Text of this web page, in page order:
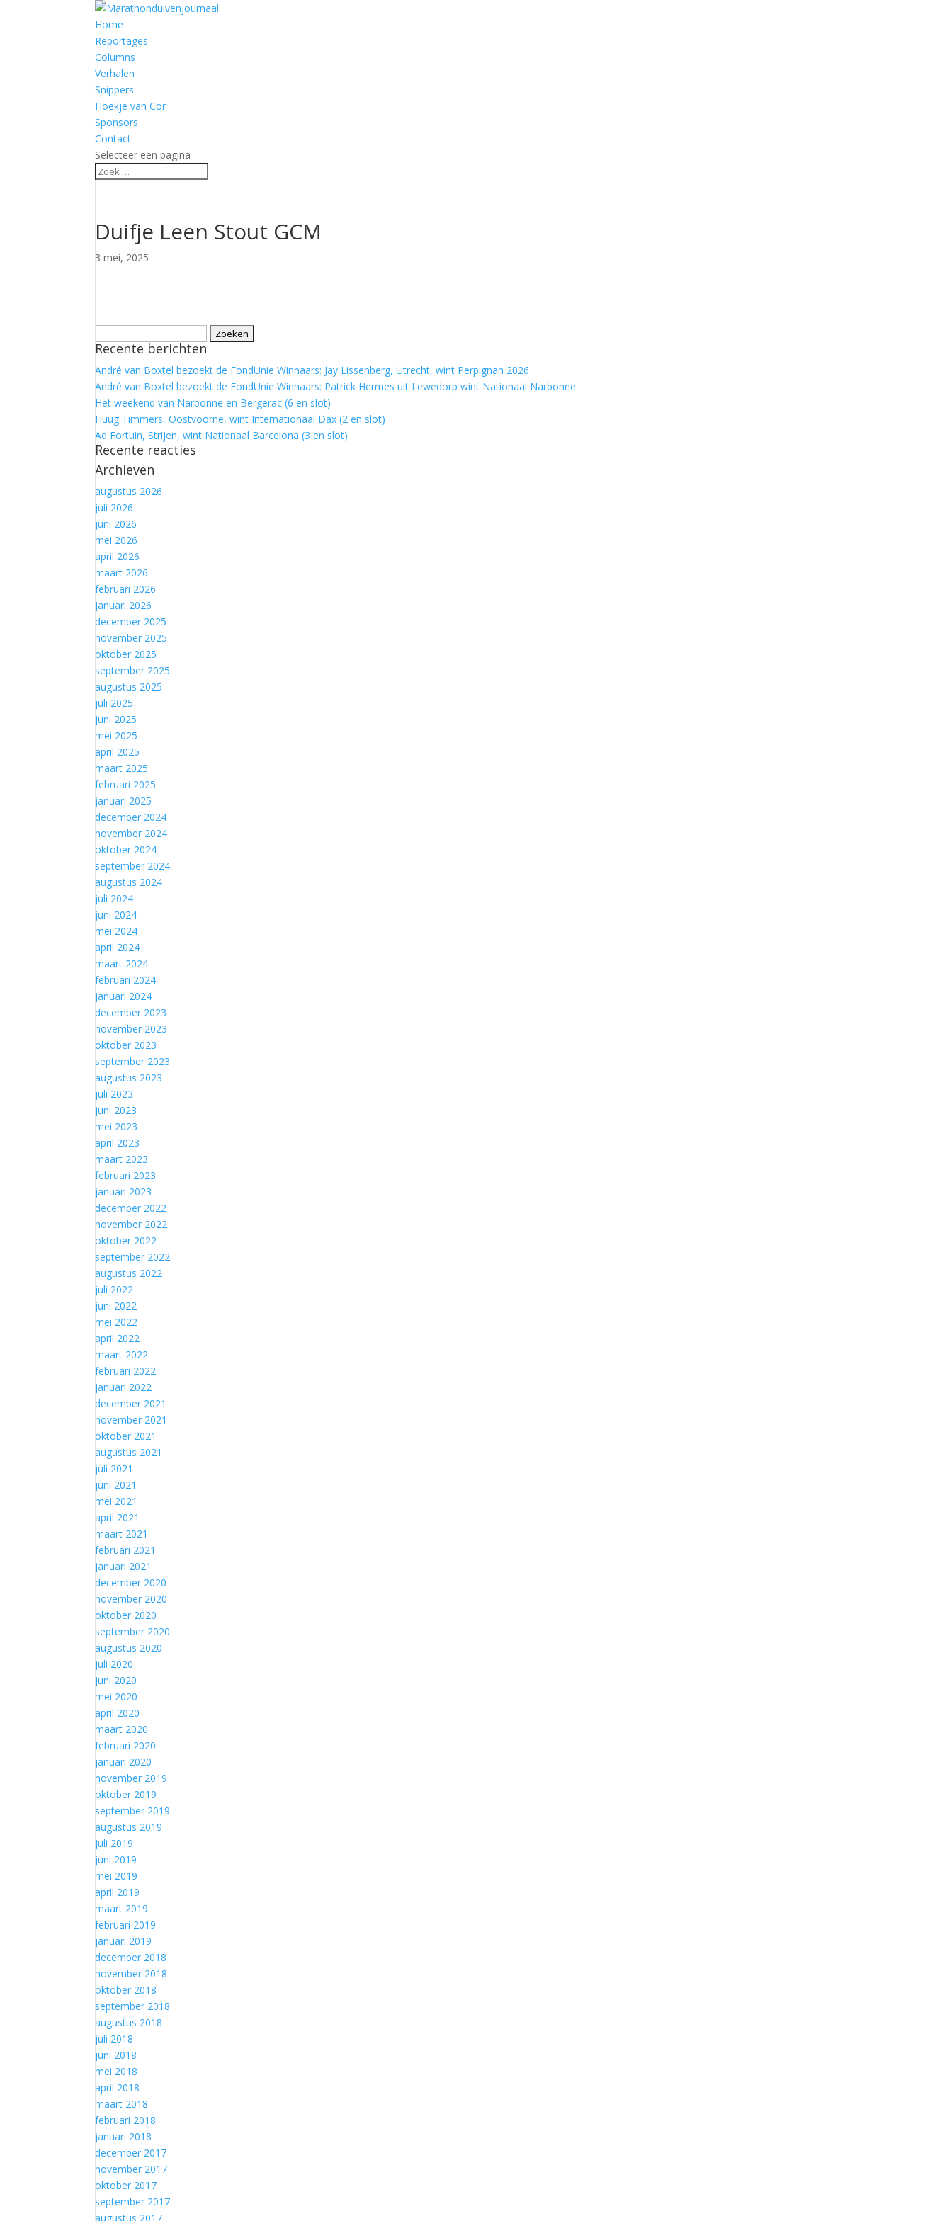
Home
Reportages
Columns
Verhalen
Snippers
Hoekje van Cor
Sponsors
Contact
Selecteer een pagina
Duifje Leen Stout GCM
3 mei, 2025
naar:
Recente berichten
André van Boxtel bezoekt de FondUnie Winnaars: Jay Lissenberg, Utrecht, wint Perpignan 2026
André van Boxtel bezoekt de FondUnie Winnaars: Patrick Hermes uit Lewedorp wint Nationaal Narbonne
Het weekend van Narbonne en Bergerac (6 en slot)
Huug Timmers, Oostvoorne, wint Internationaal Dax (2 en slot)
Ad Fortuin, Strijen, wint Nationaal Barcelona (3 en slot)
Recente reacties
Archieven
augustus 2026
juli 2026
juni 2026
mei 2026
april 2026
maart 2026
februari 2026
januari 2026
december 2025
november 2025
oktober 2025
september 2025
augustus 2025
juli 2025
juni 2025
mei 2025
april 2025
maart 2025
februari 2025
januari 2025
december 2024
november 2024
oktober 2024
september 2024
augustus 2024
juli 2024
juni 2024
mei 2024
april 2024
maart 2024
februari 2024
januari 2024
december 2023
november 2023
oktober 2023
september 2023
augustus 2023
juli 2023
juni 2023
mei 2023
april 2023
maart 2023
februari 2023
januari 2023
december 2022
november 2022
oktober 2022
september 2022
augustus 2022
juli 2022
juni 2022
mei 2022
april 2022
maart 2022
februari 2022
januari 2022
december 2021
november 2021
oktober 2021
augustus 2021
juli 2021
juni 2021
mei 2021
april 2021
maart 2021
februari 2021
januari 2021
december 2020
november 2020
oktober 2020
september 2020
augustus 2020
juli 2020
juni 2020
mei 2020
april 2020
maart 2020
februari 2020
januari 2020
november 2019
oktober 2019
september 2019
augustus 2019
juli 2019
juni 2019
mei 2019
april 2019
maart 2019
februari 2019
januari 2019
december 2018
november 2018
oktober 2018
september 2018
augustus 2018
juli 2018
juni 2018
mei 2018
april 2018
maart 2018
februari 2018
januari 2018
december 2017
november 2017
oktober 2017
september 2017
augustus 2017